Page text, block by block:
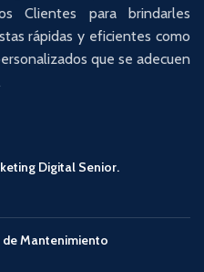
Clientes para brindarles
rápidas y eficientes como
que se adecuen
Digital Senior.
Mantenimiento